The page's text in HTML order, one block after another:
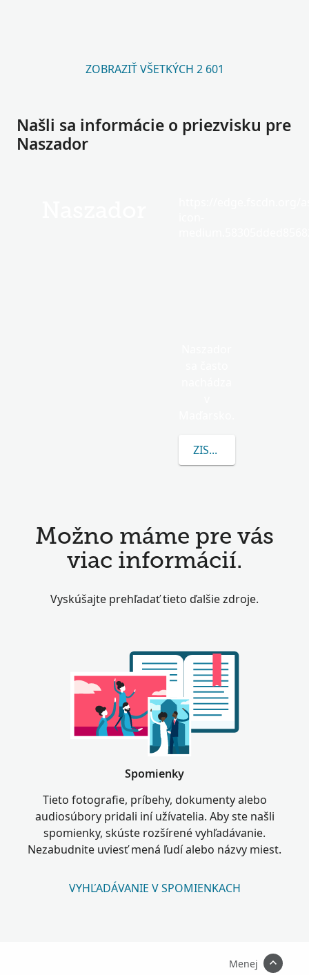
ZOBRAZIŤ VŠETKÝCH 2 601
Našli sa informácie o priezvisku pre
Naszador
ZISTITE VIAC O
Možno máme pre vás
viac informácií.
Vyskúšajte prehľadať tieto ďalšie zdroje.
Spomienky
Tieto fotografie, príbehy, dokumenty alebo
audiosúbory pridali iní užívatelia. Aby ste našli
spomienky, skúste rozšírené vyhľadávanie.
Nezabudnite uviesť mená ľudí alebo názvy miest.
VYHĽADÁVANIE V SPOMIENKACH
Menej